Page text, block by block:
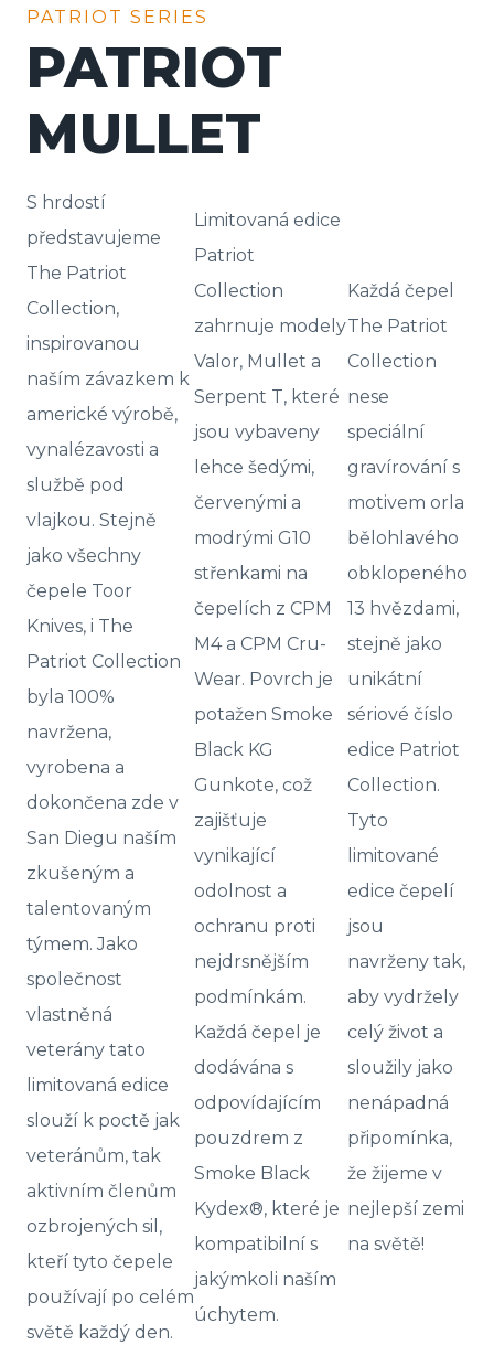
PATRIOT SERIES
PATRIOT
MULLET
S hrdostí
představujeme
The Patriot
Collection,
inspirovanou
naším závazkem k
americké výrobě,
vynalézavosti a
službě pod
vlajkou. Stejně
jako všechny
čepele Toor
Knives, i The
Patriot Collection
byla 100%
navržena,
vyrobena a
dokončena zde v
San Diegu naším
zkušeným a
talentovaným
týmem. Jako
společnost
vlastněná
veterány tato
limitovaná edice
slouží k poctě jak
veteránům, tak
aktivním členům
ozbrojených sil,
kteří tyto čepele
používají po celém
světě každý den.
Limitovaná edice
Patriot
Collection
zahrnuje modely
Valor, Mullet a
Serpent T, které
jsou vybaveny
lehce šedými,
červenými a
modrými G10
střenkami na
čepelích z CPM
M4 a CPM Cru-
Wear. Povrch je
potažen Smoke
Black KG
Gunkote, což
zajišťuje
vynikající
odolnost a
ochranu proti
nejdrsnějším
podmínkám.
Každá čepel je
dodávána s
odpovídajícím
pouzdrem z
Smoke Black
Kydex®, které je
kompatibilní s
jakýmkoli naším
úchytem.
Každá čepel
The Patriot
Collection
nese
speciální
gravírování s
motivem orla
bělohlavého
obklopeného
13 hvězdami,
stejně jako
unikátní
sériové číslo
edice Patriot
Collection.
Tyto
limitované
edice čepelí
jsou
navrženy tak,
aby vydržely
celý život a
sloužily jako
nenápadná
připomínka,
že žijeme v
nejlepší zemi
na světě!